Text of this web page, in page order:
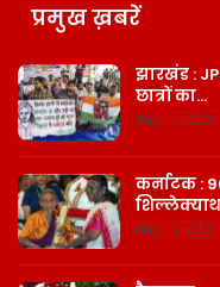
प्रमुख ख़बरें
झारखंड :
छात्रों का…
Aug 10, 2026
कर्नाटक :
Aug 10, 2026